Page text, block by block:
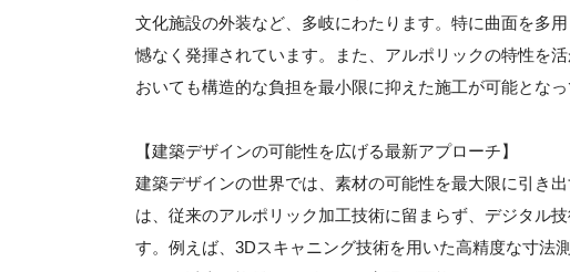
文化施設の外装など、多岐にわたります。特に曲面を多
憾なく発揮されています。また、アルポリックの特性を
おいても構造的な負担を最小限に抑えた施工が可能となっ
【建築デザインの可能性を広げる最新アプローチ】
建築デザインの世界では、素材の可能性を最大限に引き
は、従来のアルポリック加工技術に留まらず、デジタル
す。例えば、3Dスキャニング技術を用いた高精度な寸法